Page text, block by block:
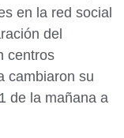
en la red social
del
centros
cambiaron su
de la mañana a